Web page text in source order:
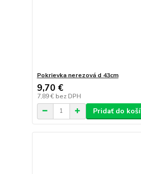
Pokrievka nerezová d 43cm
9,70 €
7,89 € bez DPH
Pridať do